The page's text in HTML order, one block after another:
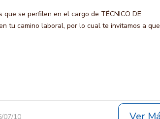
se perfilen en el cargo de TÉCNICO DE
tu camino laboral, por lo cual te invitamos a
07/10